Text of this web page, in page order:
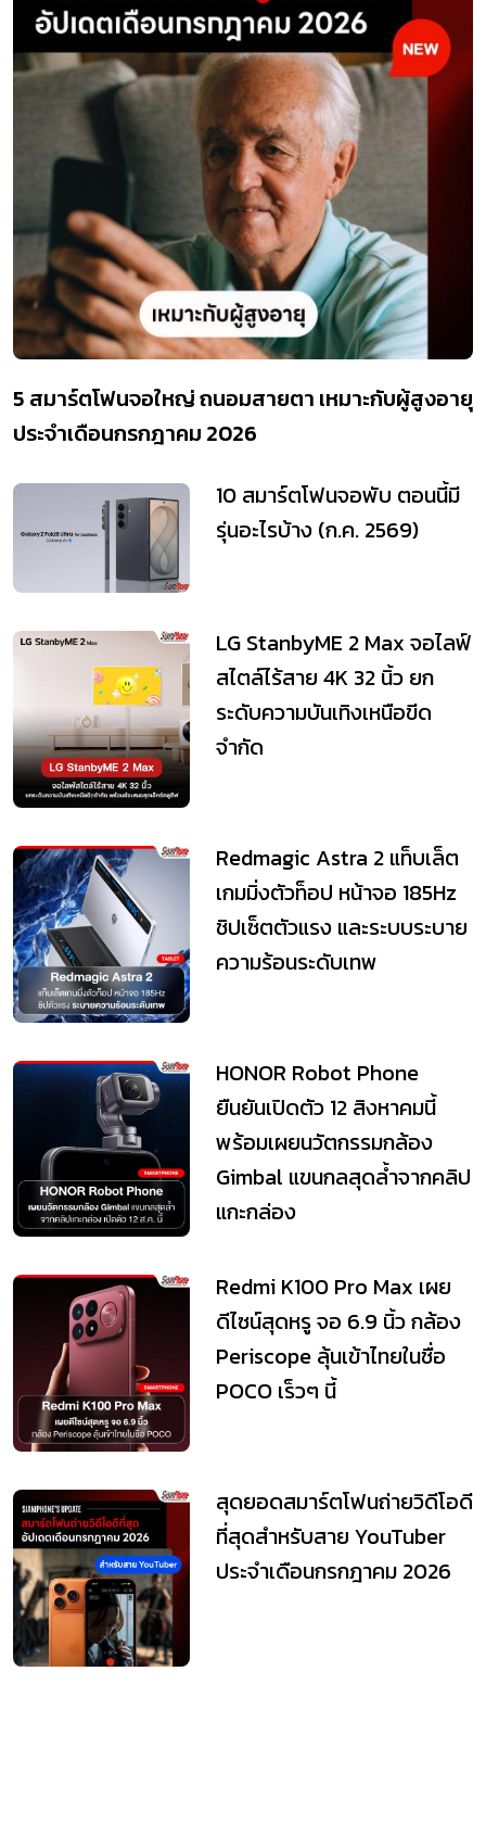
5 สมาร์ตโฟนจอใหญ่ ถนอมสายตา เหมาะกับผู้สูงอายุ
ประจำเดือนกรกฎาคม 2026
10 สมาร์ตโฟนจอพับ ตอนนี้มี
รุ่นอะไรบ้าง (ก.ค. 2569)
LG StanbyME 2 Max จอไลฟ์
สไตล์ไร้สาย 4K 32 นิ้ว ยก
ระดับความบันเทิงเหนือขีด
จำกัด
Redmagic Astra 2 แท็บเล็ต
เกมมิ่งตัวท็อป หน้าจอ 185Hz
ชิปเซ็ตตัวแรง และระบบระบาย
ความร้อนระดับเทพ
HONOR Robot Phone
ยืนยันเปิดตัว 12 สิงหาคมนี้
พร้อมเผยนวัตกรรมกล้อง
Gimbal แขนกลสุดล้ำจากคลิป
แกะกล่อง
Redmi K100 Pro Max เผย
ดีไซน์สุดหรู จอ 6.9 นิ้ว กล้อง
Periscope ลุ้นเข้าไทยในชื่อ
POCO เร็วๆ นี้
สุดยอดสมาร์ตโฟนถ่ายวิดีโอดี
ที่สุดสำหรับสาย YouTuber
ประจำเดือนกรกฎาคม 2026